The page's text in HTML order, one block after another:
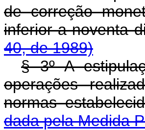
de correção
inferior a noventa
40, de 1989)
§ 3º A
operações
normas
dada pela Medida